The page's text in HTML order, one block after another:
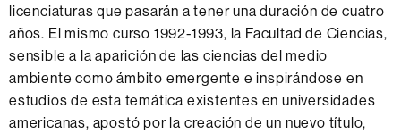
licenciaturas que pasarán a tener una duración de cuatro
años. El mismo curso 1992-1993, la Facultad de Ciencias,
sensible a la aparición de las ciencias del medio
ambiente como ámbito emergente e inspirándose en
estudios de esta temática existentes en universidades
americanas, apostó por la creación de un nuevo título,